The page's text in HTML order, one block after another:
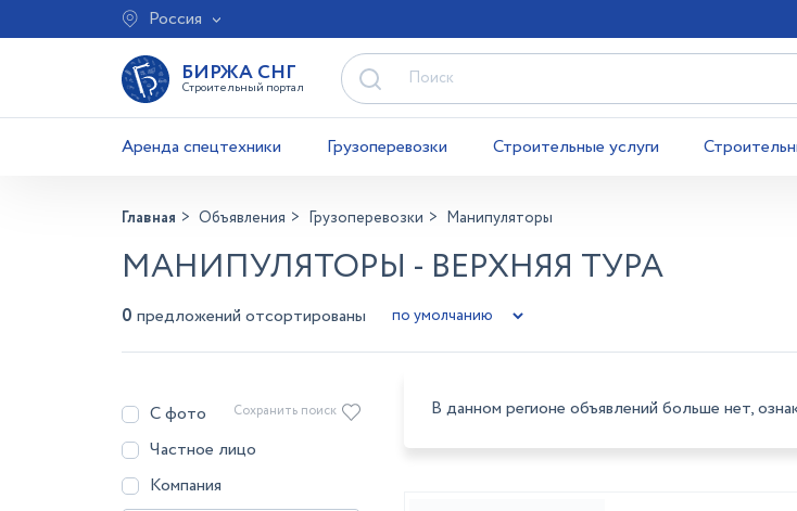
Россия
БИРЖА СНГ
Строительный портал
Аренда спецтехники Грузоперевозки Строительные услуги
Главная Объявления Грузоперевозки Манипуляторы
МАНИПУЛЯТОРЫ - ВЕРХНЯЯ ТУРА
0 предложений отсортированы
С фото
Частное лицо
Компания
Сохранить поиск В данном регионе объявлений больше нет,